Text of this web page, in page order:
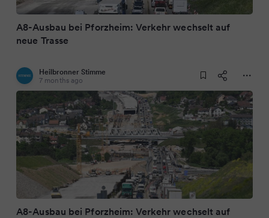
A8-Ausbau bei Pforzheim: Verkehr wechselt auf
neue Trasse
Heilbronner Stimme
7 months ago
A8-Ausbau bei Pforzheim: Verkehr wechselt auf